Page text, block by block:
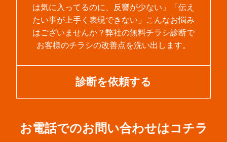
は気に入ってるのに、反響が少ない」「伝え
たい事が上手く表現できない」こんなお悩み
はございませんか？弊社の無料チラシ診断で
お客様のチラシの改善点を洗い出します。
診断を依頼する
お電話でのお問い合わせはコチラ